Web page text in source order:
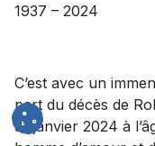
1937 – 2024
C’est avec un
part du décès de
31 janvier 2024 à